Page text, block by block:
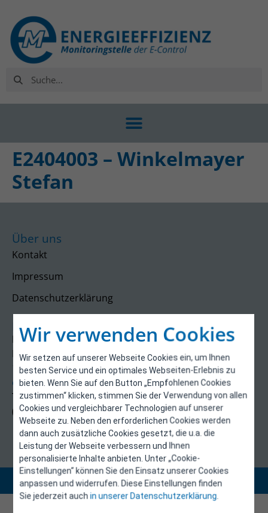
Wir verwenden Cookies
Wir setzen auf unserer Webseite Cookies ein, um Ihnen
besten Service und ein optimales Webseiten-Erlebnis zu
bieten. Wenn Sie auf den Button „Empfohlenen Cookies
zustimmen“ klicken, stimmen Sie der Verwendung von allen
Cookies und vergleichbarer Technologien auf unserer
Webseite zu. Neben den erforderlichen Cookies werden
dann auch zusätzliche Cookies gesetzt, die u.a. die
Leistung der Webseite verbessern und Ihnen
personalisierte Inhalte anbieten. Unter „Cookie-
Einstellungen“ können Sie den Einsatz unserer Cookies
anpassen und widerrufen. Diese Einstellungen finden
Sie jederzeit auchin unserer Datenschutzerklärung.
E2404003 – Winkelmayer
Stefan
Über uns
Kontakt
Impressum
Datenschutzerklärung
Kontakt
E-Control
Rudolfsplatz 13a
1010 Wien
energieeffizienz@e-control.at
Tel +43 1 5324724
(Mo, Mi-Fr 09:30-12:30 Uhr)
Copyright 2026 © E-Control